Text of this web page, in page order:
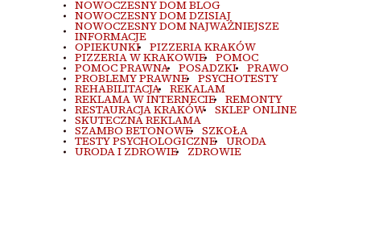
NOWOCZESNY DOM BLOG
NOWOCZESNY DOM DZISIAJ
NOWOCZESNY DOM NAJWAŻNIEJSZE
INFORMACJE
OPIEKUNKI PIZZERIA KRAKÓW
PIZZERIA W KRAKOWIE POMOC
POMOC PRAWNA POSADZKI PRAWO
PROBLEMY PRAWNE PSYCHOTESTY
REHABILITACJA REKALAM
REKLAMA W INTERNECIE REMONTY
RESTAURACJA KRAKÓW SKLEP ONLINE
SKUTECZNA REKLAMA
SZAMBO BETONOWE SZKOŁA
TESTY PSYCHOLOGICZNE URODA
URODA I ZDROWIE ZDROWIE